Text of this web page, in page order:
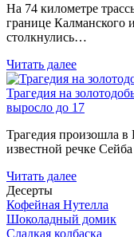
На 74 километре
границе Калманского
столкнулись…
Читать далее
Трагедия на
выросло до 17
Трагедия произошла в
известной речке
Читать далее
Десерты
Кофейная Нутелла
Шоколадный домик
Сладкая колбаска